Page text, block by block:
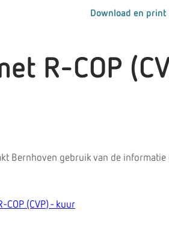
Download en print
R-COP
Bernhoven gebruik van de informatie
COP (CVP) - kuur